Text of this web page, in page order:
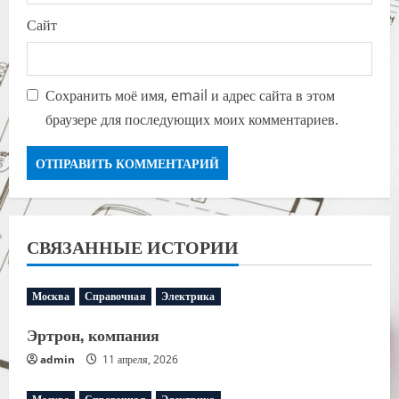
Сайт
Сохранить моё имя, email и адрес сайта в этом
браузере для последующих моих комментариев.
СВЯЗАННЫЕ ИСТОРИИ
Москва Справочная Электрика
Эртрон, компания
admin 11 апреля, 2026